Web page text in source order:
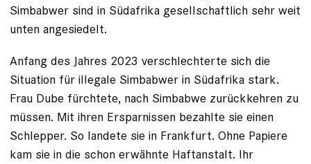
Simbabwer sind in Südafrika gesellschaftlich sehr weit
unten angesiedelt.
Anfang des Jahres 2023 verschlechterte sich die
Situation für illegale ­Simbabwer in Südafrika stark.
Frau Dube fürchtete, nach Simbabwe zurück­kehren zu
müssen. Mit ­ihren Ersparnissen bezahlte sie einen
Schlepper. So landete sie in Frankfurt. Ohne Papiere
kam sie in die schon erwähnte Haftanstalt. Ihr